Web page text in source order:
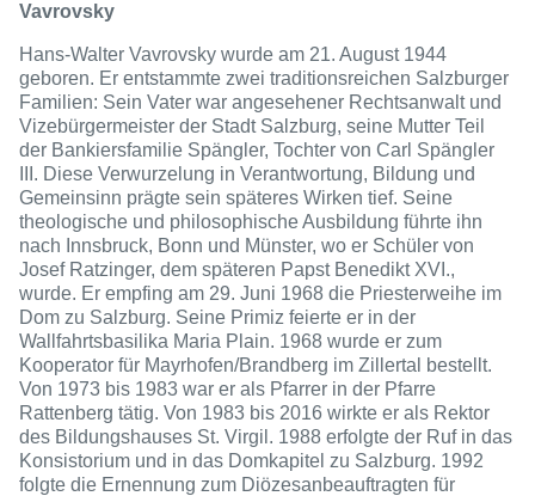
Vavrovsky
Hans-Walter Vavrovsky wurde am 21. August 1944
geboren. Er entstammte zwei traditionsreichen Salzburger
Familien: Sein Vater war angesehener Rechtsanwalt und
Vizebürgermeister der Stadt Salzburg, seine Mutter Teil
der Bankiersfamilie Spängler, Tochter von Carl Spängler
III. Diese Verwurzelung in Verantwortung, Bildung und
Gemeinsinn prägte sein späteres Wirken tief. Seine
theologische und philosophische Ausbildung führte ihn
nach Innsbruck, Bonn und Münster, wo er Schüler von
Josef Ratzinger, dem späteren Papst Benedikt XVI.,
wurde. Er empfing am 29. Juni 1968 die Priesterweihe im
Dom zu Salzburg. Seine Primiz feierte er in der
Wallfahrtsbasilika Maria Plain. 1968 wurde er zum
Kooperator für Mayrhofen/Brandberg im Zillertal bestellt.
Von 1973 bis 1983 war er als Pfarrer in der Pfarre
Rattenberg tätig. Von 1983 bis 2016 wirkte er als Rektor
des Bildungshauses St. Virgil. 1988 erfolgte der Ruf in das
Konsistorium und in das Domkapitel zu Salzburg. 1992
folgte die Ernennung zum Diözesanbeauftragten für